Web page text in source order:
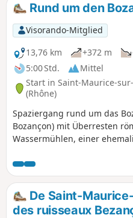
Rund um den
Visorando-Mitglied
13,76 km
+372 m
5:00 Std.
Mittel
Start in Saint-Maurice-
(Rhône)
Spaziergang rund um das
Bozançon) mit Überresten
Wassermühlen, einer
Bozançon hinauf bis zum
alte Eisenbahnstrecke nach
Stunden zusätzlich).
De Saint-
des ruisseaux